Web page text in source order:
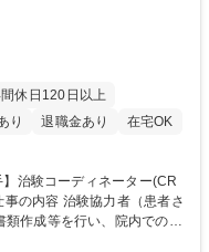
休日120日以上
り 退職金あり
在宅OK
類作成等を行い、院内での治
方々の力になれる、未経験